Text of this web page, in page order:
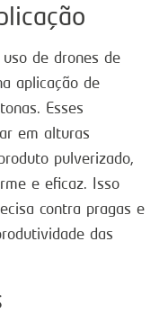
de drones de
aplicação de
Esses
em alturas
pulverizado,
e eficaz. Isso
contra pragas e
das